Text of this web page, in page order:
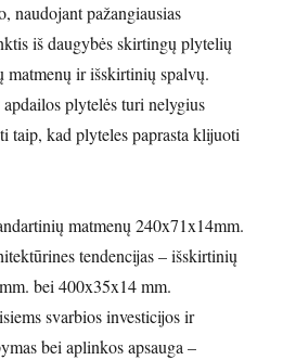
naudojant pažangiausias
iš daugybės skirtingų plytelių
ir išskirtinių spalvų.
plytelės turi nelygius
taip, kad plyteles paprasta klijuoti
matmenų 240x71x14mm.
tendencijas – išskirtinių
bei 400x35x14 mm.
svarbios investicijos ir
bei aplinkos apsauga –